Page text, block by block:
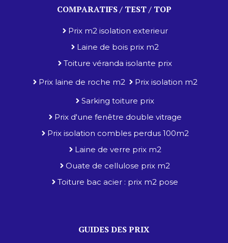
COMPARATIFS / TEST / TOP
Prix m2 isolation exterieur
Laine de bois prix m2
Toiture véranda isolante prix
Prix laine de roche m2
Prix isolation m2
Sarking toiture prix
Prix d'une fenêtre double vitrage
Prix isolation combles perdus 100m2
Laine de verre prix m2
Ouate de cellulose prix m2
Toiture bac acier : prix m2 pose
GUIDES DES PRIX